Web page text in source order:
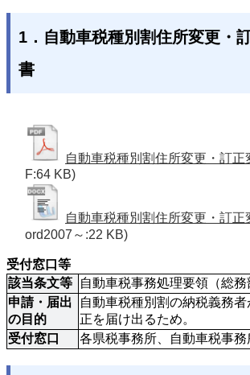
1．自動車税種別割住所変更・
書
自動車税種別割住所変更・訂正
F:64 KB)
自動車税種別割住所変更・訂正
ord2007～:22 KB)
受付窓口等
該当条文等
自動車税事務処理要領（総務
申請・届出
の目的
自動車税種別割の納税義務
正を届け出るため。
受付窓口
各県税事務所、自動車税事務